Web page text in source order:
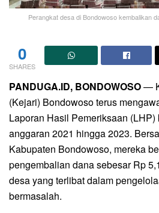
Perangkat desa di Bondowoso kembalikan
0
SHARES
PANDUGA.ID, BONDOWOSO—
(Kejari) Bondowoso terus
Laporan Hasil Pemeriksaan
anggaran 2021 hingga 2023.
Kabupaten Bondowoso, mereka
pengembalian dana sebesar Rp
desa yang terlibat dalam
bermasalah.